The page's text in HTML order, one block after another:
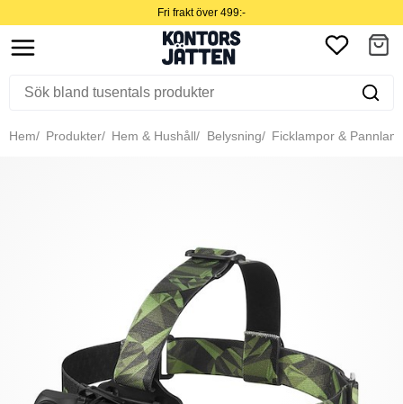
Fri frakt över 499:-
Hem Produkter Hem & Hushåll Belysning Ficklampor &